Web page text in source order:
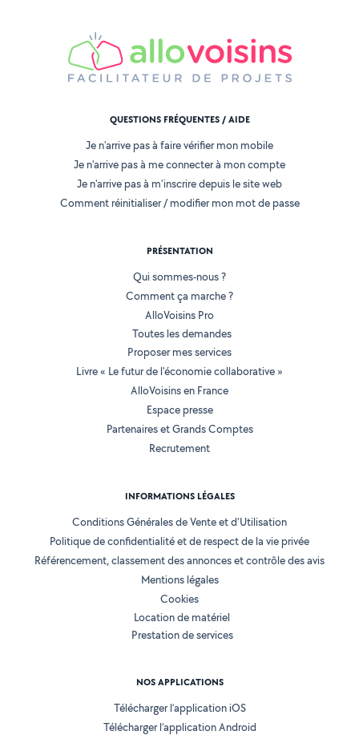
QUESTIONS FRÉQUENTES / AIDE
Je n'arrive pas à faire vérifier mon mobile
Je n'arrive pas à me connecter à mon compte
Je n'arrive pas à m'inscrire depuis le site web
Comment réinitialiser / modifier mon mot de passe
PRÉSENTATION
Qui sommes-nous ?
Comment ça marche ?
AlloVoisins Pro
Toutes les demandes
Proposer mes services
Livre « Le futur de l'économie collaborative »
AlloVoisins en France
Espace presse
Partenaires et Grands Comptes
Recrutement
INFORMATIONS LÉGALES
Conditions Générales de Vente et d'Utilisation
Politique de confidentialité et de respect de la vie privée
Référencement, classement des annonces et contrôle des avis
Mentions légales
Cookies
Location de matériel
Prestation de services
NOS APPLICATIONS
Télécharger l’application iOS
Télécharger l’application Android